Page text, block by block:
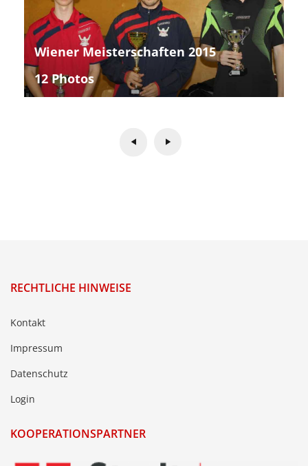
Wiener Meisterschaften 2015
12 Photos
RECHTLICHE HINWEISE
Kontakt
Impressum
Datenschutz
Login
KOOPERATIONSPARTNER